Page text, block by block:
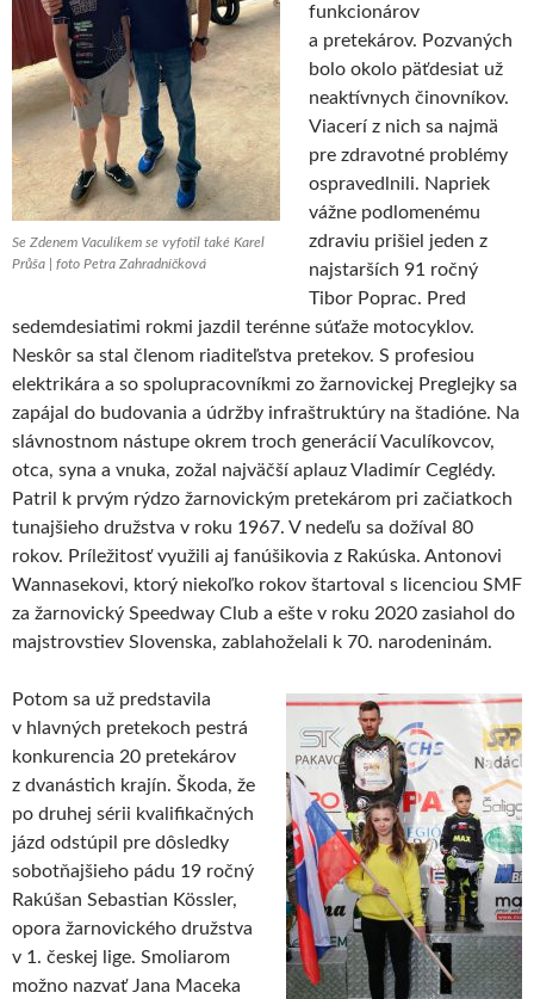
Se Zdenem Vaculíkem se vyfotil také Karel
Průša | foto Petra Zahradníčková
funkcionárov
a pretekárov. Pozvaných
bolo okolo päťdesiat už
neaktívnych činovníkov.
Viacerí z nich sa najmä
pre zdravotné problémy
ospravedlnili. Napriek
vážne podlomenému
zdraviu prišiel jeden z
najstarších 91 ročný
Tibor Poprac. Pred
sedemdesiatimi rokmi jazdil terénne súťaže motocyklov.
Neskôr sa stal členom riaditeľstva pretekov. S profesiou
elektrikára a so spolupracovníkmi zo žarnovickej Preglejky sa
zapájal do budovania a údržby infraštruktúry na štadióne. Na
slávnostnom nástupe okrem troch generácií Vaculíkovcov,
otca, syna a vnuka, zožal najväčší aplauz Vladimír Ceglédy.
Patril k prvým rýdzo žarnovickým pretekárom pri začiatkoch
tunajšieho družstva v roku 1967. V nedeľu sa dožíval 80
rokov. Príležitosť využili aj fanúšikovia z Rakúska. Antonovi
Wannasekovi, ktorý niekoľko rokov štartoval s licenciou SMF
za žarnovický Speedway Club a ešte v roku 2020 zasiahol do
majstrovstiev Slovenska, zablahoželali k 70. narodeninám.
Potom sa už predstavila
v hlavných pretekoch pestrá
konkurencia 20 pretekárov
z dvanástich krajín. Škoda, že
po druhej sérii kvalifikačných
jázd odstúpil pre dôsledky
sobotňajšieho pádu 19 ročný
Rakúšan Sebastian Kössler,
opora žarnovického družstva
v 1. českej lige. Smoliarom
možno nazvať Jana Maceka